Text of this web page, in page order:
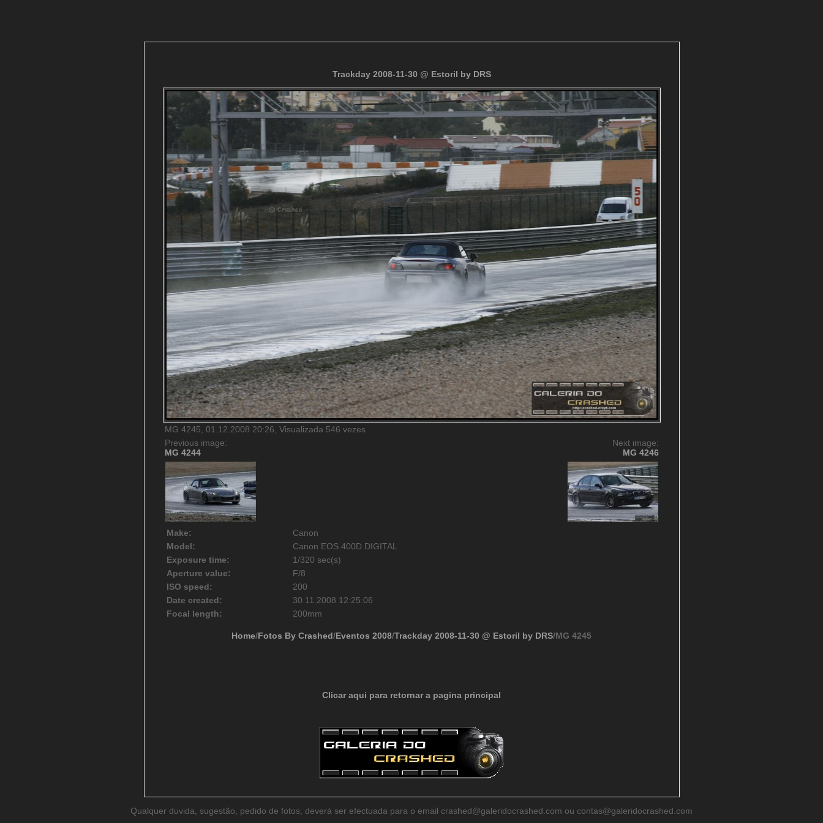
Trackday 2008-11-30 @ Estoril by DRS
MG 4245, 01.12.2008 20:26, Visualizada 546 vezes
Previous image:
MG 4244
Next image:
MG 4246
Make:
Canon
Model:
Canon EOS 400D DIGITAL
Exposure time:
1/320 sec(s)
Aperture value:
F/8
ISO speed:
200
Date created:
30.11.2008 12:25:06
Focal length:
200mm
Home/Fotos By Crashed/Eventos 2008/Trackday 2008-11-30 @ Estoril by DRS/MG 4245
Clicar aqui para retornar a pagina principal
Qualquer duvida, sugestão, pedido de fotos, deverá ser efectuada para o email crashed@galeridocrashed.com ou contas@galeridocrashed.com